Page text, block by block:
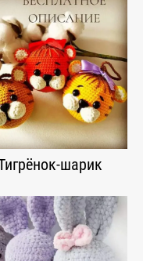
шарик